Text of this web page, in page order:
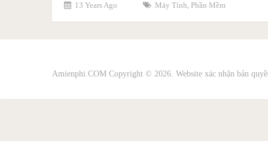
13 Years Ago Máy Tính, Phần Mềm
Amienphi.COM Copyright © 2026. Website xác nhận bản